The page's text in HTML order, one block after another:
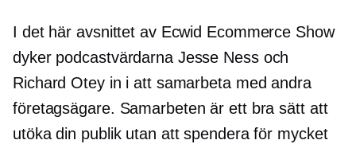
I det här avsnittet av Ecwid Ecommerce Show
dyker podcastvärdarna Jesse Ness och
Richard Otey in i att samarbeta med andra
företagsägare. Samarbeten är ett bra sätt att
utöka din publik utan att spendera för mycket